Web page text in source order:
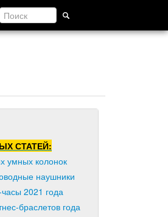
СТАТЕЙ:
умных колонок
наушники
2021 года
браслетов года